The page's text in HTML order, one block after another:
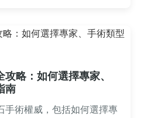
略：如何選擇專家、
南
手術權威，包括如何選擇專